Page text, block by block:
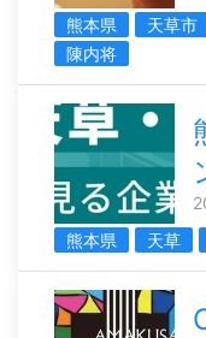
熊本県
天草市
陳内将
熊本県
天草